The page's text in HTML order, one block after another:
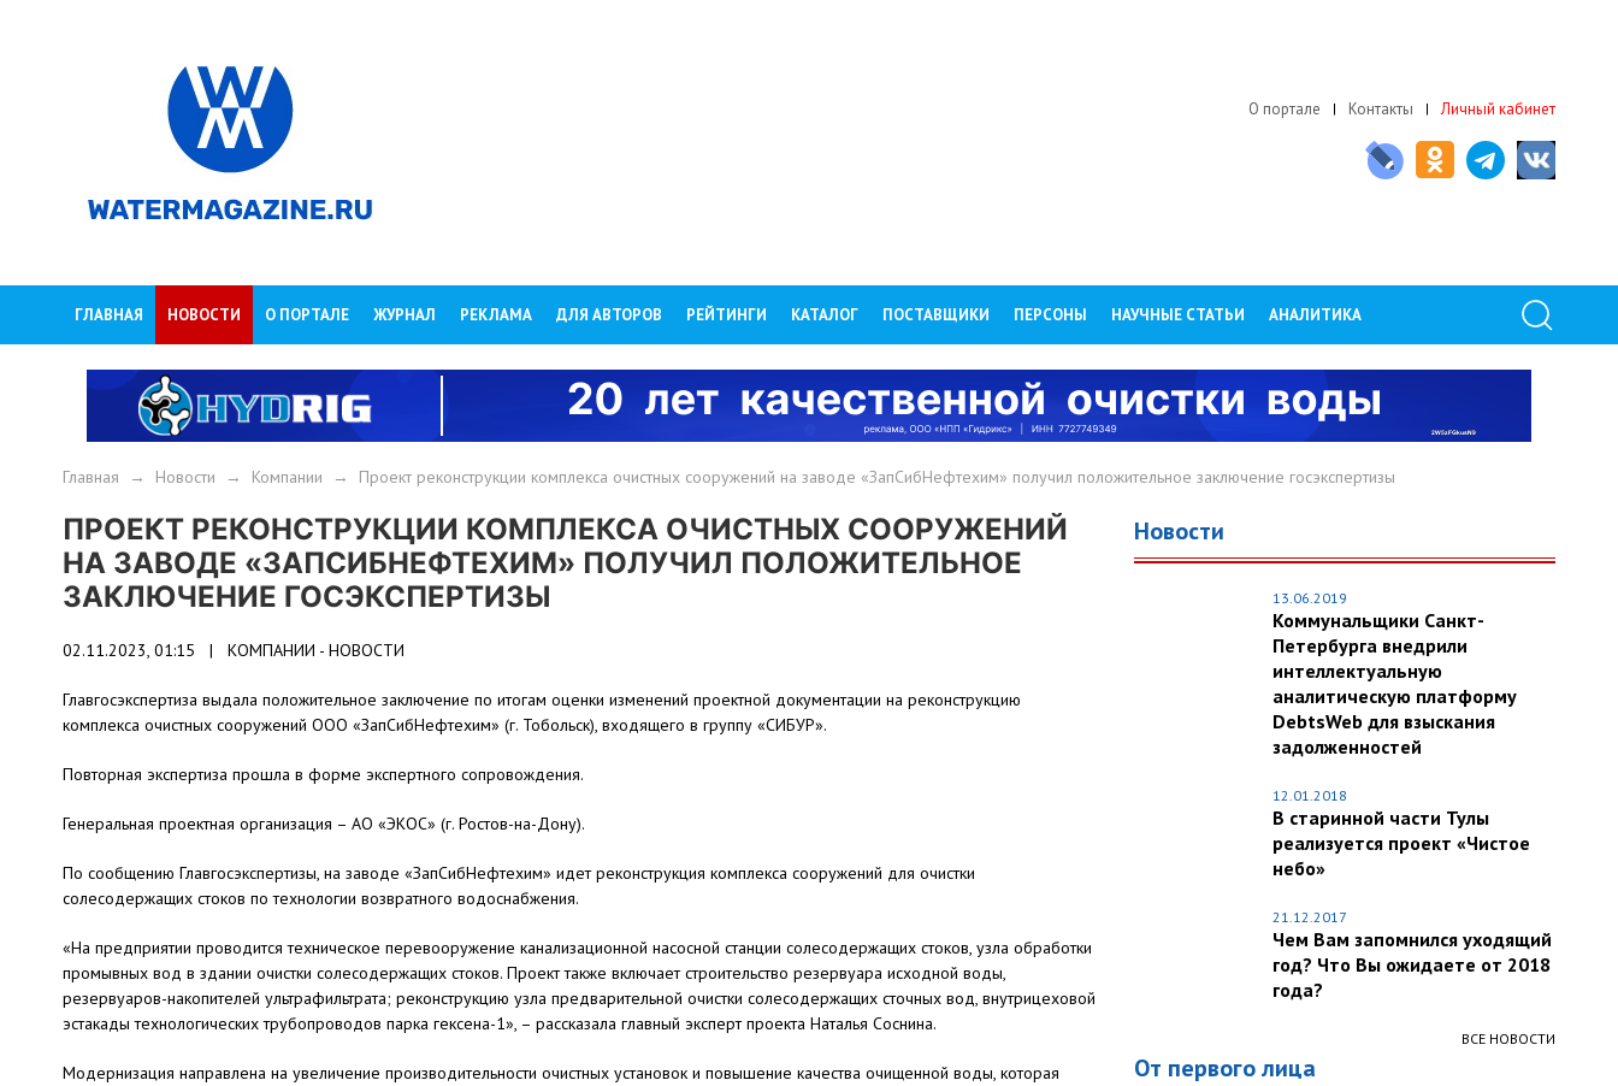
О портале Контакты Личный кабинет
ГЛАВНАЯ НОВОСТИ О ПОРТАЛЕ ЖУРНАЛ РЕКЛАМА ДЛЯ АВТОРОВ РЕЙТИНГИ КАТАЛОГ ПОСТАВЩИКИ ПЕРСОНЫ НАУЧНЫЕ СТАТЬИ АНАЛИТИКА
Главная → Новости → Компании → Проект реконструкции комплекса очистных сооружений на заводе «ЗапСибНефтехим» получил положительное заключение госэкспертизы
ПРОЕКТ РЕКОНСТРУКЦИИ КОМПЛЕКСА ОЧИСТНЫХ СООРУЖЕНИЙ
НА ЗАВОДЕ «ЗАПСИБНЕФТЕХИМ» ПОЛУЧИЛ ПОЛОЖИТЕЛЬНОЕ
ЗАКЛЮЧЕНИЕ ГОСЭКСПЕРТИЗЫ
02.11.2023, 01:15 | КОМПАНИИ - НОВОСТИ
Главгосэкспертиза выдала положительное заключение по итогам оценки изменений проектной документации на реконструкцию
комплекса очистных сооружений ООО «ЗапСибНефтехим» (г. Тобольск), входящего в группу «СИБУР».
Повторная экспертиза прошла в форме экспертного сопровождения.
Генеральная проектная организация – АО «ЭКОС» (г. Ростов-на-Дону).
По сообщению Главгосэкспертизы, на заводе «ЗапСибНефтехим» идет реконструкция комплекса сооружений для очистки
солесодержащих стоков по технологии возвратного водоснабжения.
«На предприятии проводится техническое перевооружение канализационной насосной станции солесодержащих стоков, узла обработки
промывных вод в здании очистки солесодержащих стоков. Проект также включает строительство резервуара исходной воды,
резервуаров-накопителей ультрафильтрата; реконструкцию узла предварительной очистки солесодержащих сточных вод, внутрицеховой
эстакады технологических трубопроводов парка гексена-1», – рассказала главный эксперт проекта Наталья Соснина.
Модернизация направлена на увеличение производительности очистных установок и повышение качества очищенной воды, которая
Новости
13.06.2019
Коммунальщики Санкт-
Петербурга внедрили
интеллектуальную
аналитическую платформу
DebtsWeb для взыскания
задолженностей
12.01.2018
В старинной части Тулы
реализуется проект «Чистое
небо»
21.12.2017
Чем Вам запомнился уходящий
год? Что Вы ожидаете от 2018
года?
ВСЕ НОВОСТИ
От первого лица